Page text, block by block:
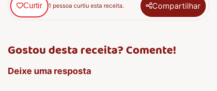
Curtir 1 pessoa curtiu esta receita. Compartilhar
Gostou desta receita? Comente!
Deixe uma resposta